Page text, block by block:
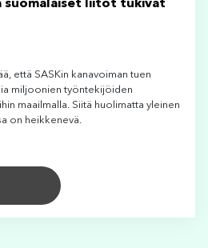
suomalaiset liitot tukivat
että SASKin kanavoiman tuen
miljoonien työntekijöiden
maailmalla. Siitä huolimatta yleinen
on heikkenevä.